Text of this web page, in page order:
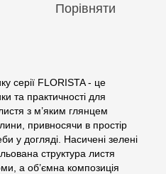
Порівняти
серії FLORISTA - це
та практичності для
з м’яким глянцем
привносячи в простір
у догляді. Насичені зелені
структура листя
а об’ємна композиція